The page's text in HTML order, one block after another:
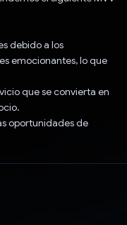
debido a los
emocionantes, lo que
que se convierta en
oportunidades de